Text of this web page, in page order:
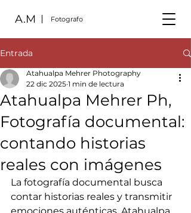
A.M Fotografo
Entrada
Atahualpa Mehrer Ph,
Fotografía documental:
contando historias
reales con imágenes
Atahualpa Mehrer Photography
22 dic 2025 1 min de lectura
La fotografía documental busca
contar historias reales y transmitir